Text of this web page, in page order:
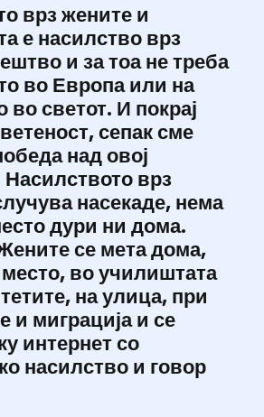
врз жените и
е насилство врз
и за тоа не треба
во Европа или на
во светот. И покрај
сепак сме
над овој
врз
насекаде, нема
дури ни дома.
се мета дома,
во училиштата
на улица, при
и миграција и се
интернет со
насилство и говор